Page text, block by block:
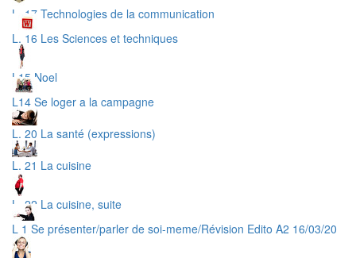
L. 17 Technologies de la communication
L. 16 Les Sciences et techniques
L15 Noel
L14 Se loger a la campagne
L. 20 La santé (expressions)
L. 21 La cuisine
L. 22 La cuisine, suite
L 1 Se présenter/parler de soi-meme/Révision Edito A2 16/03/20